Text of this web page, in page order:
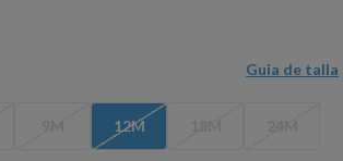
Guia de talla
12M